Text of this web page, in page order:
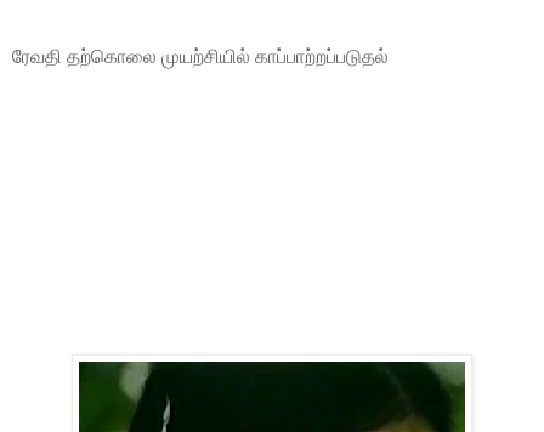
ரேவதி தற்கொலை முயற்சியில் காப்பாற்றப்படுதல்